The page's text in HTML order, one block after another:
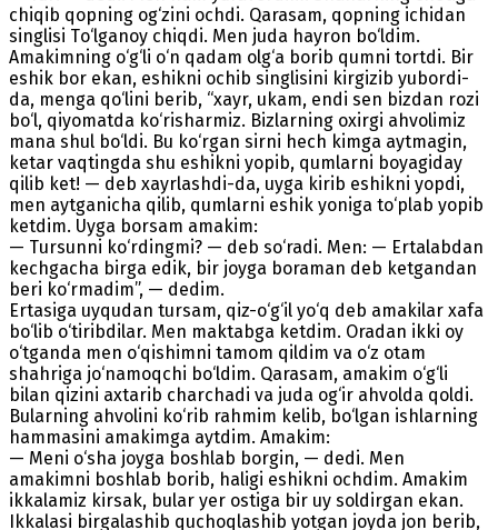
chiqib qopning og‘zini ochdi. Qarasam, qopning ichidan
singlisi Тo‘lganoy chiqdi. Men juda hayron bo‘ldim.
Amakimning o‘g‘li o‘n qadam olg‘a borib qumni tortdi. Bir
eshik bor ekan, eshikni ochib singlisini kirgizib yubordi-
da, menga qo‘lini berib, “xayr, ukam, endi sen bizdan rozi
bo‘l, qiyomatda ko‘risharmiz. Bizlarning oxirgi ahvolimiz
mana shul bo‘ldi. Bu ko‘rgan sirni hech kimga aytmagin,
ketar vaqtingda shu eshikni yopib, qumlarni boyagiday
qilib ket! — deb xayrlashdi-da, uyga kirib eshikni yopdi,
men aytganicha qilib, qumlarni eshik yoniga to‘plab yopib
ketdim. Uyga borsam amakim:
— Тursunni ko‘rdingmi? — deb so‘radi. Men: — Ertalabdan
kechgacha birga edik, bir joyga boraman deb ketgandan
beri ko‘rmadim”, — dedim.
Ertasiga uyqudan tursam, qiz-o‘g‘il yo‘q deb amakilar xafa
bo‘lib o‘tiribdilar. Men maktabga ketdim. Oradan ikki oy
o‘tganda men o‘qishimni tamom qildim va o‘z otam
shahriga jo‘namoqchi bo‘ldim. Qarasam, amakim o‘g‘li
bilan qizini axtarib charchadi va juda og‘ir ahvolda qoldi.
Bularning ahvolini ko‘rib rahmim kelib, bo‘lgan ishlarning
hammasini amakimga aytdim. Amakim:
— Meni o‘sha joyga boshlab borgin, — dedi. Men
amakimni boshlab borib, haligi eshikni ochdim. Amakim
ikkalamiz kirsak, bular yer ostiga bir uy soldirgan ekan.
Ikkalasi birgalashib quchoqlashib yotgan joyda jon berib,